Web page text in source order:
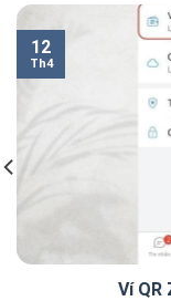
Ví QR
12
Th4